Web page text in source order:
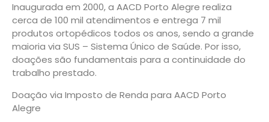
Inaugurada em 2000, a AACD Porto Alegre realiza
cerca de 100 mil atendimentos e entrega 7 mil
produtos ortopédicos todos os anos, sendo a grande
maioria via SUS – Sistema Único de Saúde. Por isso,
doações são fundamentais para a continuidade do
trabalho prestado.
Doação via Imposto de Renda para AACD Porto
Alegre